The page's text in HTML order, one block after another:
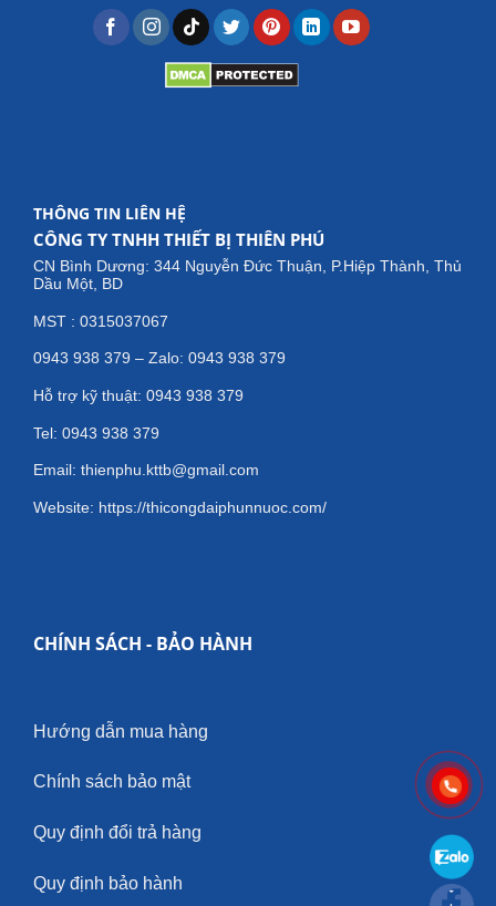
THÔNG TIN LIÊN HỆ
CÔNG TY TNHH THIẾT BỊ THIÊN PHÚ
CN Bình Dương: 344 Nguyễn Đức Thuận, P.Hiệp Thành, Thủ
Dầu Một, BD
MST : 0315037067
0943 938 379 – Zalo: 0943 938 379
Hỗ trợ kỹ thuật: 0943 938 379
Tel: 0943 938 379
Email: thienphu.kttb@gmail.com
Website: https://thicongdaiphunnuoc.com/
CHÍNH SÁCH - BẢO HÀNH
Hướng dẫn mua hàng
Chính sách bảo mật
Quy định đổi trả hàng
Quy định bảo hành